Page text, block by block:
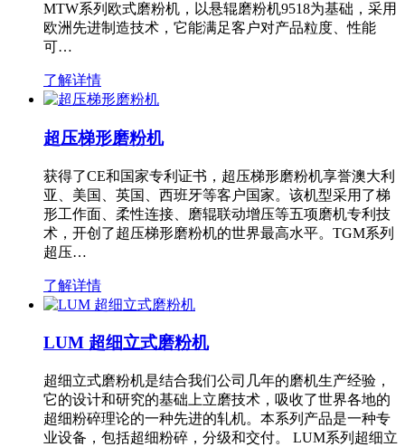
MTW系列欧式磨粉机，以悬辊磨粉机9518为基础，采用
欧洲先进制造技术，它能满足客户对产品粒度、性能
可…
了解详情
超压梯形磨粉机
获得了CE和国家专利证书，超压梯形磨粉机享誉澳大利
亚、美国、英国、西班牙等客户国家。该机型采用了梯
形工作面、柔性连接、磨辊联动增压等五项磨机专利技
术，开创了超压梯形磨粉机的世界最高水平。TGM系列
超压…
了解详情
LUM 超细立式磨粉机
超细立式磨粉机是结合我们公司几年的磨机生产经验，
它的设计和研究的基础上立磨技术，吸收了世界各地的
超细粉碎理论的一种先进的轧机。本系列产品是一种专
业设备，包括超细粉碎，分级和交付。 LUM系列超细立